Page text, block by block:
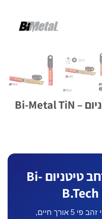
להב גמיש 18 מ"מ רחב טיטניום Bi-Metal TiN –
להב גמיש 18 מ"מ רחב טיטניום Bi-
הלהב הזהב של ביטק – TiN ציפוי זהב פי 5 אורך חיים,